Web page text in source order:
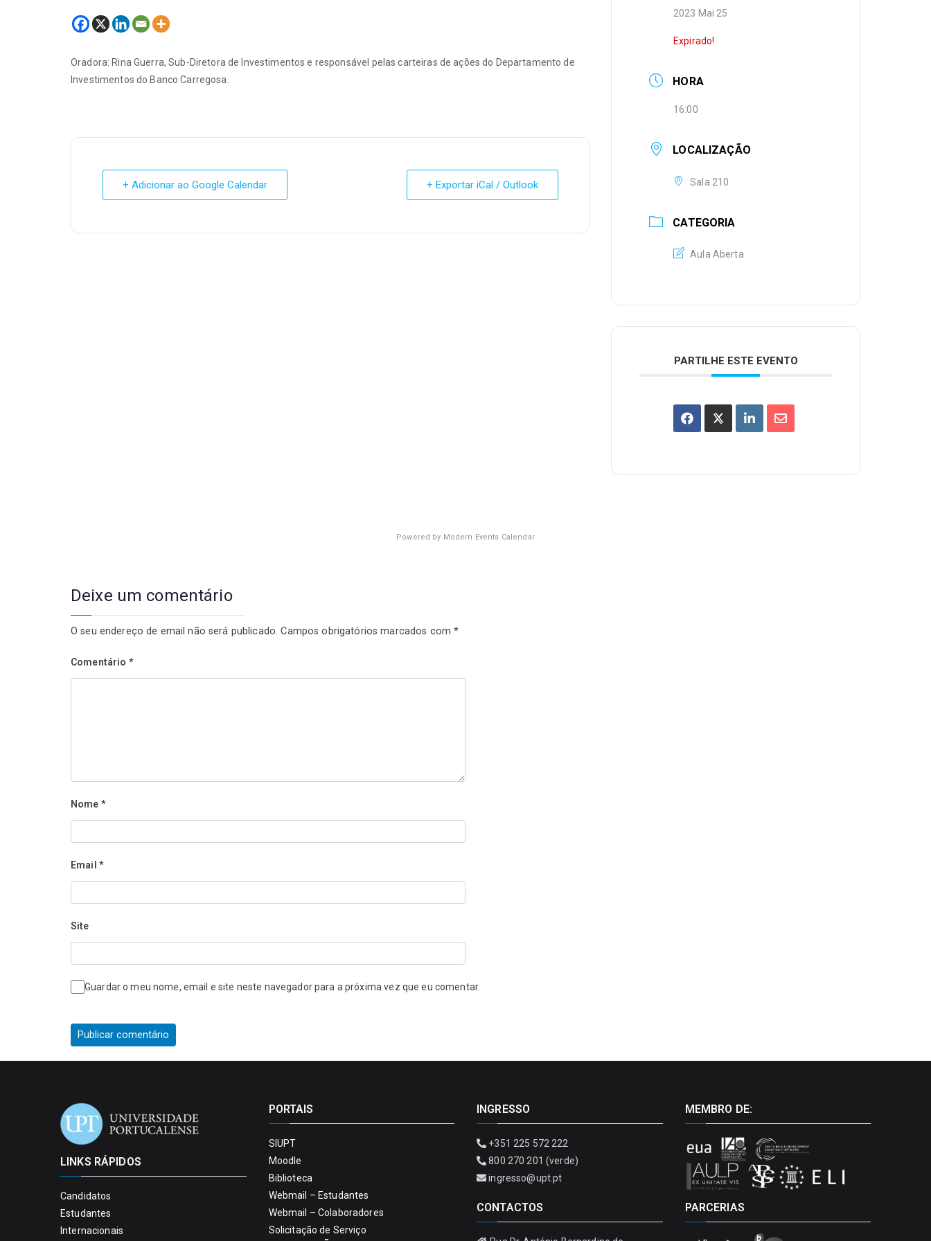
Oradora: Rina Guerra, Sub-Diretora de Investimentos e responsável pelas carteiras de ações do Departamento de
Investimentos do Banco Carregosa.
+ Adicionar ao Google Calendar + Exportar iCal / Outlook
2023 Mai 25
Expirado!
HORA
16:00
LOCALIZAÇÃO
Sala 210
CATEGORIA
Aula Aberta
PARTILHE ESTE EVENTO
Powered by Modern Events Calendar
Deixe um comentário
O seu endereço de email não será publicado. Campos obrigatórios marcados com*
Comentário *
Nome *
Email *
Site
Guardar o meu nome, email e site neste navegador para a próxima vez que eu comentar.
LINKS RÁPIDOS
Candidatos
Estudantes
Internacionais
PORTAIS
SIUPT
Moodle
Biblioteca
Webmail – Estudantes
Webmail – Colaboradores
Solicitação de Serviço
INGRESSO
+351 225 572 222
800 270 201 (verde)
ingresso@upt.pt
CONTACTOS
MEMBRO DE:
PARCERIAS